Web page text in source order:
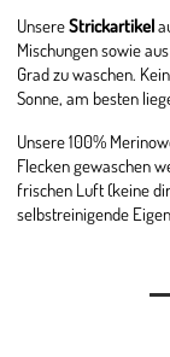
UnsereStrickartikel
Mischungen sowie aus
Grad zu waschen.
Sonne, am besten
Unsere 100%
Flecken gewaschen
frischen Luft (keine
selbstreinigende